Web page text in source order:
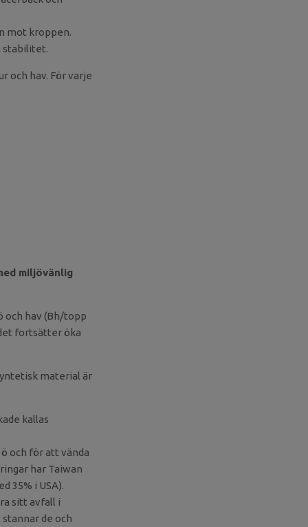
mot kroppen.
stabilitet.
och hav. För varje
miljövänlig
och hav (Bh/topp
fortsätter öka
material är
kallas
och för att vända
har Taiwan
35% i USA).
sitt avfall i
de och